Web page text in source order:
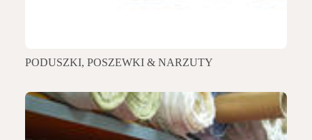
PODUSZKI, POSZEWKI & NARZUTY